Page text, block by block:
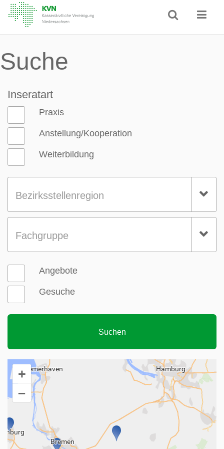
Suche
Inseratart
Praxis
Anstellung/Kooperation
Weiterbildung
Bezirksstellenregion
Fachgruppe
Angebote
Gesuche
+
–